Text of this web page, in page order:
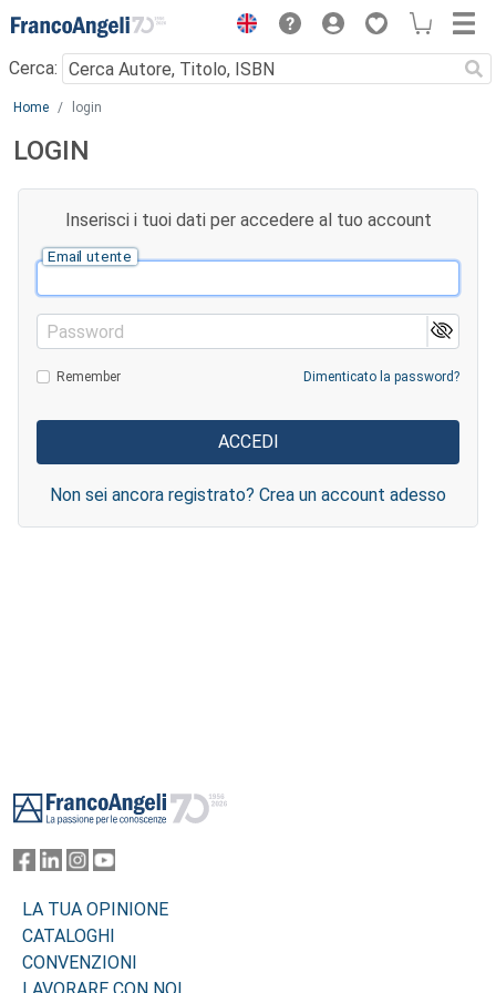
Menu
Cerca:
Main content
Home login
LOGIN
Inserisci i tuoi dati per accedere al tuo account
Email utente
Password
Remember Dimenticato la password?
Non sei ancora registrato? Crea un account adesso
LA TUA OPINIONE
CATALOGHI
CONVENZIONI